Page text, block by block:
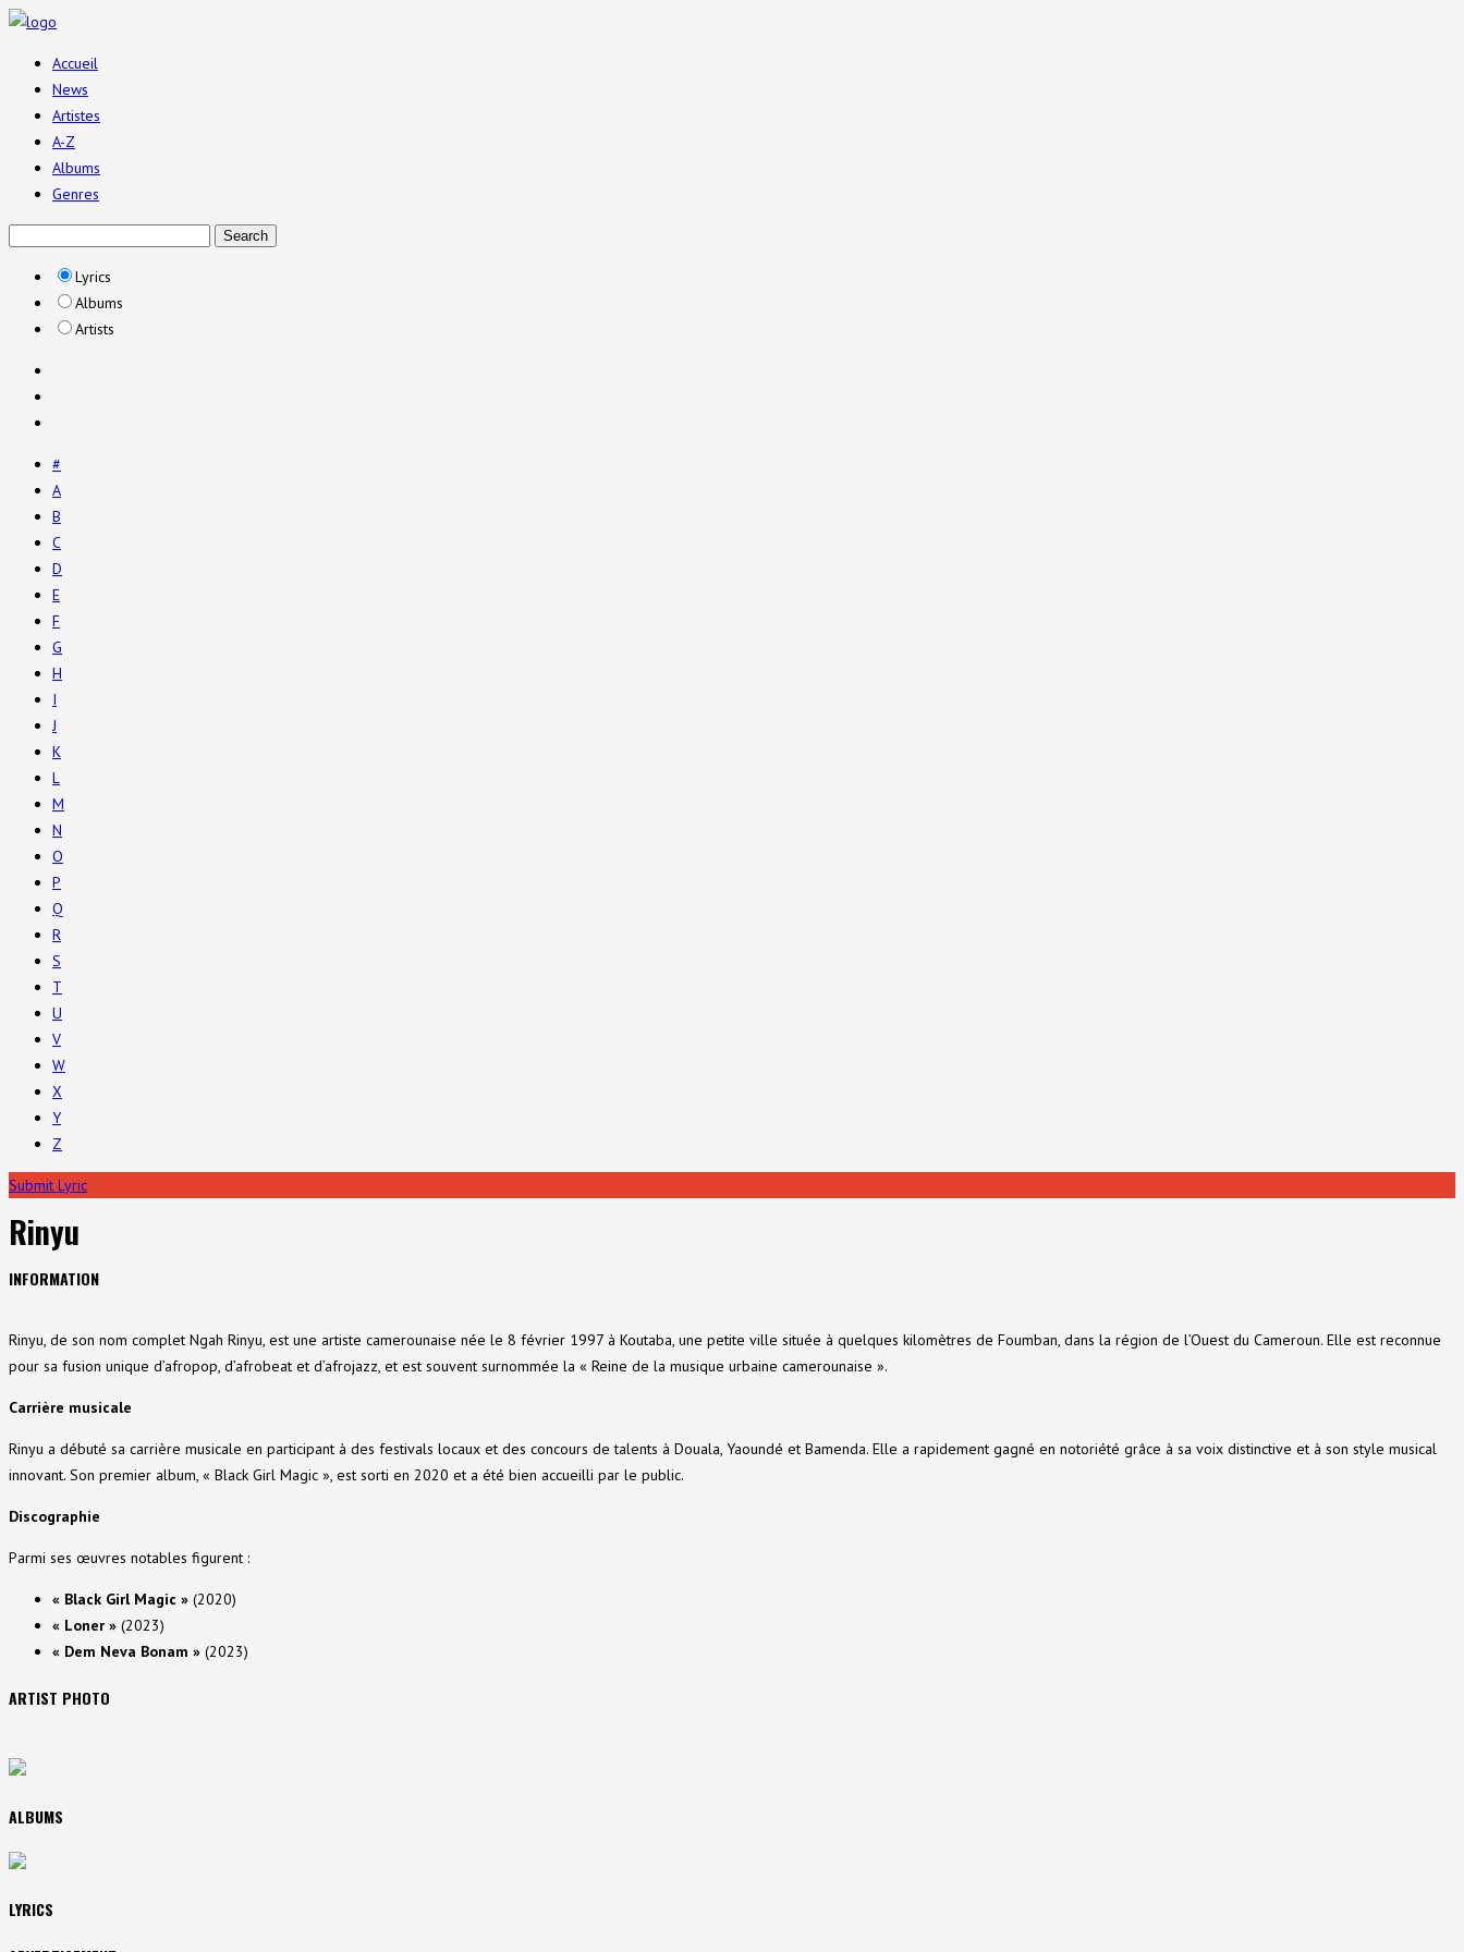
Accueil
News
Artistes
A-Z
Albums
Genres
Lyrics
Albums
Artists
#
A
B
C
D
E
F
G
H
I
J
K
L
M
N
O
P
Q
R
S
T
U
V
W
X
Y
Z
Submit Lyric
Rinyu
INFORMATION
Rinyu, de son nom complet Ngah Rinyu, est une artiste camerounaise née le 8 février 1997 à Koutaba, une petite ville située à quelques kilomètres de Foumban, dans la région de l’Ouest du Cameroun. Elle est reconnue
pour sa fusion unique d’afropop, d’afrobeat et d’afrojazz, et est souvent surnommée la « Reine de la musique urbaine camerounaise ».
Carrière musicale
Rinyu a débuté sa carrière musicale en participant à des festivals locaux et des concours de talents à Douala, Yaoundé et Bamenda. Elle a rapidement gagné en notoriété grâce à sa voix distinctive et à son style musical
innovant. Son premier album, « Black Girl Magic », est sorti en 2020 et a été bien accueilli par le public.
Discographie
Parmi ses œuvres notables figurent :
« Black Girl Magic » (2020)
« Loner » (2023)
« Dem Neva Bonam » (2023)
ARTIST PHOTO
ALBUMS
LYRICS